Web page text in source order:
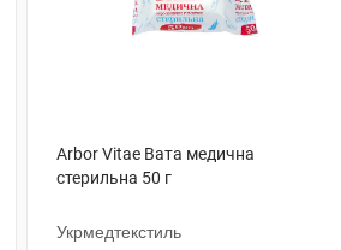
Arbor Vitae Вата медична
стерильна 50 г
Укрмедтекстиль